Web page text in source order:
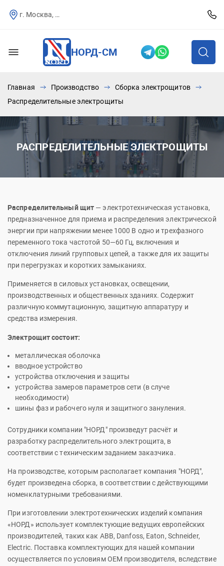
г. Москва, Севастопольский пр-т, д.25
НОРД-СМ
Главная Производство
Сборка электрощитов
Распределительные электрощиты
РАСПРЕДЕЛИТЕЛЬНЫЕ ЭЛЕКТРОЩИТЫ
Распределительный щит — электротехническая установка,
предназначенное для приема и распределения электрической
энергии при напряжении менее 1000 В одно и трехфазного
переменного тока частотой 50—60 Гц, включения и
отключения линий групповых цепей, а также для их защиты
при перегрузках и коротких замыканиях.
Применяется в силовых установках, освещении,
производственных и общественных зданиях. Содержит
различную коммутационную, защитную аппаратуру и
средства измерения.
Электрощит состоит:
металлическая оболочка
вводное устройство
устройства отключения и защиты
устройства замеров параметров сети (в случе
необходимости)
шины фаз и рабочего нуля и защитного зануления.
Сотрудники компании "НОРД" произведут расчёт и
разработку распределительного электрощита, в
соответствии с техническим заданием заказчика.
На производстве, которым располагает компания "НОРД",
будет произведена сборка, в соответствии с действующими
номенклатурными требованиями.
При изготовлении электротехнических изделий компания
«НОРД» использует комплектующие ведущих европейских
производителей, таких как ABB, Danfoss, Eaton, Schneider,
Electric. Поставка комплектующих для нашей компании
осуществляется по условиям OEM производителя, вследствие